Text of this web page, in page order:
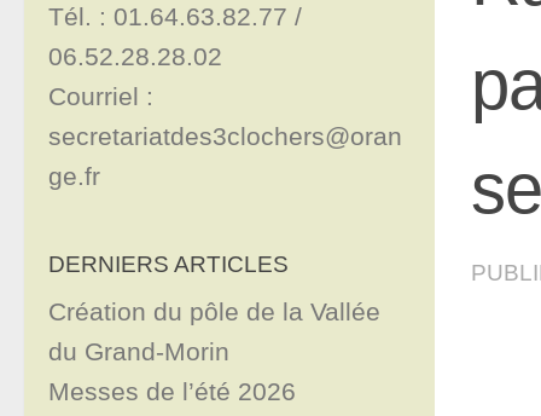
Tél. : 01.64.63.82.77 /
06.52.28.28.02
Courriel :
secretariatdes3clochers@oran
ge.fr
DERNIERS ARTICLES
Création du pôle de la Vallée
du Grand-Morin
Messes de l’été 2026